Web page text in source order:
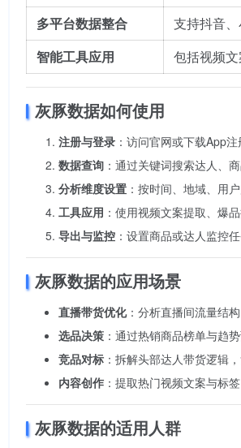
多平台数据整合
支持抖音
智能工具应用
包括视频
灰豚数据如何使用
注册与登录 ：访问官网或下载App
数据查询 ：通过关键词搜索达人、
分析维度设置 ：按时间、地域、用
工具应用 ：使用视频文案提取、爆
导出与监控 ：设置商品或达人监控
灰豚数据的应用场景
直播带货优化：分析直播间流量结
选品决策 ：通过热销商品榜单与趋
竞品对标 ：拆解头部达人带货逻辑
内容创作 ：提取热门视频文案与标
灰豚数据的适用人群